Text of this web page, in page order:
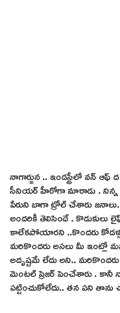
నాగార్జున .. ఇండస్ట్రీలో వన్ ఆఫ్
సీనియర్ హీరోగా మారాడు . నిన్న
పేరుని బాగా ట్రోల్ చేశారు
అందరికీ తెలిసిందే . కొడుకులు
కాలేకపోయారని ..కొందరు
మరికొందరు అసలు మీ ఇంట్లో
అదృష్టమే లేదు అని..
మెంటల్ ప్రెజర్ పెంచేశారు . కానీ
పట్టించుకోలేదు.. తన పని